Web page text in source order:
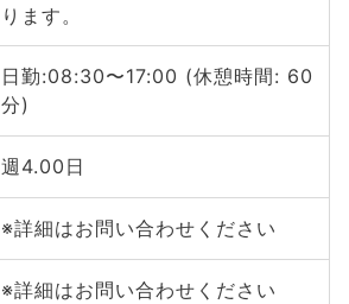
ります。
日勤:08:30〜17:00 (休憩時間: 60
分)
週4.00日
※詳細はお問い合わせください
※詳細はお問い合わせください